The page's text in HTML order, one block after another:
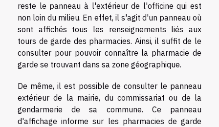
reste le panneau à l'extérieur de l'officine qui est
non loin du milieu. En effet, il s'agit d'un panneau où
sont affichés tous les renseignements liés aux
tours de garde des pharmacies. Ainsi, il suffit de le
consulter pour pouvoir connaître la pharmacie de
garde se trouvant dans sa zone géographique.
De même, il est possible de consulter le panneau
extérieur de la mairie, du commissariat ou de la
gendarmerie de sa commune. Ce panneau
d'affichage informe sur les pharmacies de garde